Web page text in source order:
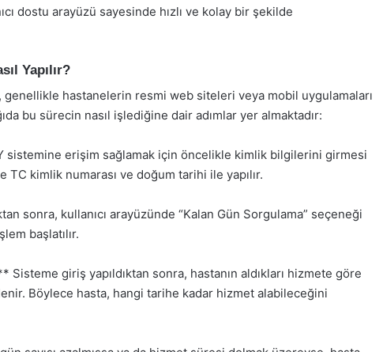
dostu arayüzü sayesinde hızlı ve kolay bir şekilde
Yapılır?
genellikle hastanelerin resmi web siteleri veya mobil uygulamaları
bu sürecin nasıl işlediğine dair adımlar yer almaktadır:
sistemine erişim sağlamak için öncelikle kimlik bilgilerini girmesi
kimlik numarası ve doğum tarihi ile yapılır.
sonra, kullanıcı arayüzünde “Kalan Gün Sorgulama” seçeneği
başlatılır.
giriş yapıldıktan sonra, hastanın aldıkları hizmete göre
Böylece hasta, hangi tarihe kadar hizmet alabileceğini